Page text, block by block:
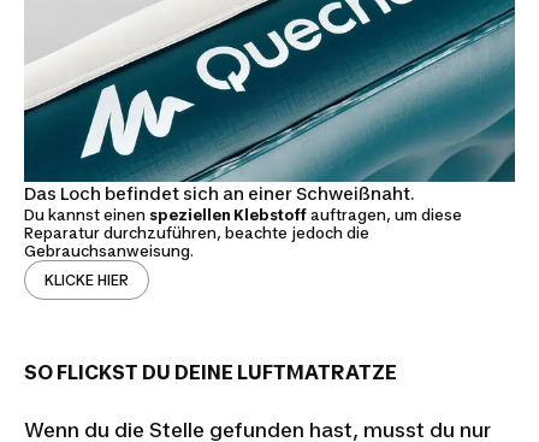
Das Loch befindet sich an einer Schweißnaht.
Du kannst einen speziellen Klebstoff auftragen, um diese
Reparatur durchzuführen, beachte jedoch die
Gebrauchsanweisung.
KLICKE HIER
SO FLICKST DU DEINE LUFTMATRATZE
Wenn du die Stelle gefunden hast, musst du nur